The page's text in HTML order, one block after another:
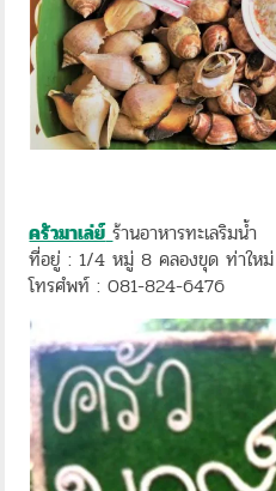
ครัวมาเล่ย์ ร้านอาหารทะเลริมน้ำ
ที่อยู่ : 1/4 หมู่ 8 คลองขุด ท่าให
โทรศํพท์ : 081-824-6476